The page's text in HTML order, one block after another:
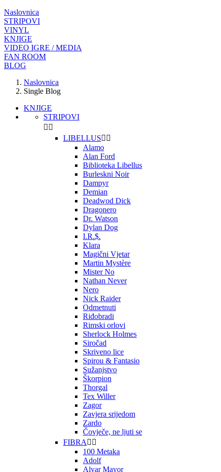
Naslovnica
STRIPOVI
VINYL
KNJIGE
VIDEO IGRE / MEDIA
FAN ROOM
BLOG
Naslovnica
Single Blog
KNJIGE
STRIPOVI
 
LIBELLUS 
Alamo
Alan Ford
Biblioteka Libellus
Burleskni Noir
Dampyr
Demian
Deadwod Dick
Dragonero
Dr. Watson
Dylan Dog
I.R.$.
Klara
Magični Vjetar
Martin Mystère
Mister No
Nathan Never
Nero
Nick Raider
Odmetnuti
Riđobradi
Rimski orlovi
Sherlock Holmes
Siročad
Skriveno lice
Spirou & Fantasio
Sužanjstvo
Škorpion
Thorgal
Tex Willer
Zagor
Zavjera srijedom
Zardo
Čovječe, ne ljuti se
FIBRA  
100 Metaka
Adolf
Alvar Mayor